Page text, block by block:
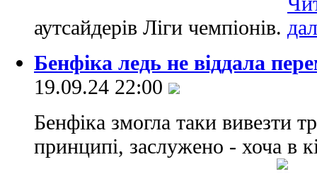
аутсайдерів Ліги чемпіонів.
Бенфіка ледь не вiддала
19.09.24 22:00
Бенфіка змогла таки вивезти
принципі, заслужено - хоча в